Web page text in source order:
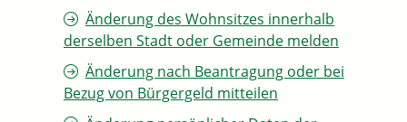
Änderung des Wohnsitzes innerhalb
derselben Stadt oder Gemeinde melden
Änderung nach Beantragung oder bei
Bezug von Bürgergeld mitteilen